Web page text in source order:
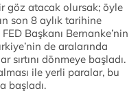
göz atacak olursak; öyle
son 8 aylık tarihine
Başkanı Bernanke’nin
de aralarında
sırtını dönmeye başladı.
ile yerli paralar, bu
başladı.